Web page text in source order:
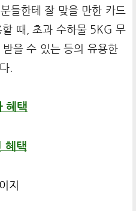
들한테 잘 맞을 만한 카드
때, 초과 수하물 5KG 무
을 수 있는 등의 유용한
.
혜택
혜택
지